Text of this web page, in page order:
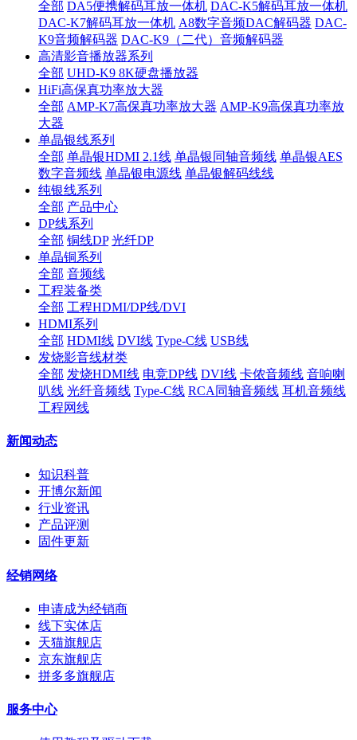
全部 DA5便携解码耳放一体机 DAC-K5解码耳放一体机
DAC-K7解码耳放一体机 A8数字音频DAC解码器 DAC-
K9音频解码器 DAC-K9（二代）音频解码器
高清影音播放器系列
全部 UHD-K9 8K硬盘播放器
HiFi高保真功率放大器
全部 AMP-K7高保真功率放大器 AMP-K9高保真功率放
大器
单晶银线系列
全部 单晶银HDMI 2.1线 单晶银同轴音频线 单晶银AES
数字音频线 单晶银电源线 单晶银解码线线
纯银线系列
全部 产品中心
DP线系列
全部 铜线DP 光纤DP
单晶铜系列
全部 音频线
工程装备类
全部 工程HDMI/DP线/DVI
HDMI系列
全部 HDMI线 DVI线 Type-C线 USB线
发烧影音线材类
全部 发烧HDMI线 电竞DP线 DVI线 卡侬音频线 音响喇
叭线 光纤音频线 Type-C线 RCA同轴音频线 耳机音频线
工程网线
新闻动态
知识科普
开博尔新闻
行业资讯
产品评测
固件更新
经销网络
申请成为经销商
线下实体店
天猫旗舰店
京东旗舰店
拼多多旗舰店
服务中心